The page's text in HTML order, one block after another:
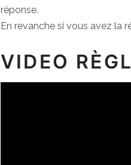
réponse.
En revanche si vous avez la
VIDEO